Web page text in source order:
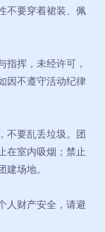
不要穿着裙装、佩
指挥，未经许可，
因不遵守活动纪律
不要乱丢垃圾。团
在室内吸烟；禁止
场地。
人财产安全，请避